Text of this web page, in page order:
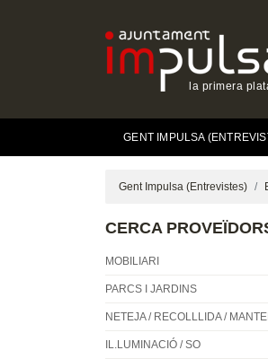
la primera
GENT IMPULSA
Gent Impulsa (Entrevistes)
CERCA
MOBILIARI
PARCS I JARDINS
NETEJA / RECOLLLIDA /
IL.LUMINACIÓ / SO